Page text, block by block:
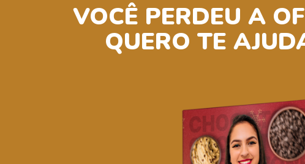
VOCÊ PERDEU A
QUERO TE